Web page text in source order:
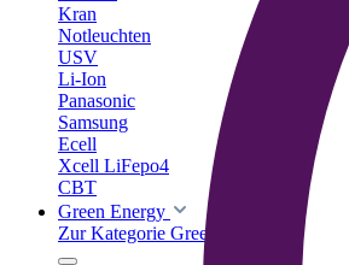
Kran
Notleuchten
USV
Li-Ion
Panasonic
Samsung
Ecell
Xcell LiFepo4
CBT
Green Energy
Zur Kategorie Green Energy